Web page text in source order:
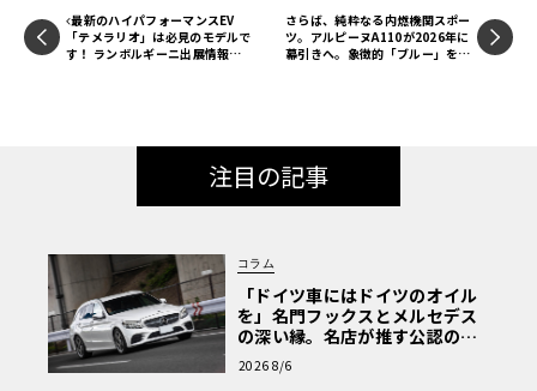
最新のハイパフォーマンスEV
「テメラリオ」は必見のモデルで
す！ ランボルギーニ出展情報【E
さらば、純粋なる内燃機関スポー
ツ。アルピーヌA110が2026年に
幕引きへ。象徴的「ブルー」を纏
注目の記事
コラム
「ドイツ車にはドイツのオイル
を」名門フックスとメルセデス
の深い縁。名店が推す公認の安
心と、Cクラスで味わうシルキー
な走り〈PR〉
2026 8/6